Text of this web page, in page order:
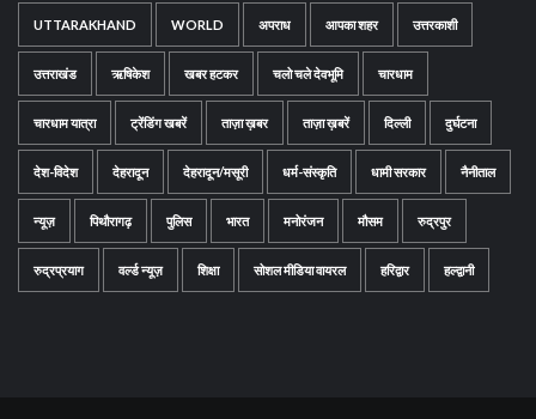
UTTARAKHAND WORLD अपराध आपका शहर उत्तरकाशी
उत्तराखंड ऋषिकेश खबर हटकर चलो चले देवभूमि चारधाम
चारधाम यात्रा ट्रेंडिंग खबरें ताज़ा ख़बर ताज़ा ख़बरें दिल्ली दुर्घटना
देश-विदेश देहरादून देहरादून/मसूरी धर्म-संस्कृति धामी सरकार नैनीताल
न्यूज़ पिथौरागढ़ पुलिस भारत मनोरंजन मौसम रुद्रपुर
रुद्रप्रयाग वर्ल्ड न्यूज़ शिक्षा सोशल मीडिया वायरल हरिद्वार हल्द्वानी